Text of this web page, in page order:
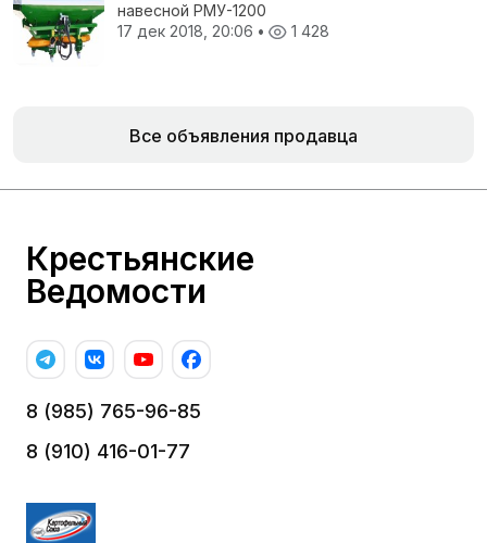
навесной РМУ-1200
17 дек 2018, 20:06 • 1 428
Все объявления продавца
Крестьянские
Ведомости
8 (985) 765-96-85
8 (910) 416-01-77